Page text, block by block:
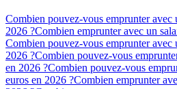
Combien pouvez-vous emprunter avec
2026 ?Combien emprunter avec un
Combien pouvez-vous emprunter avec
2026 ?Combien pouvez-vous
en 2026 ?Combien pouvez-vous
euros en 2026 ?Combien emprunter